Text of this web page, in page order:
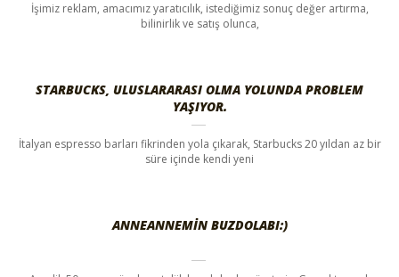
İşimiz reklam, amacımız yaratıcılık, istediğimiz sonuç değer artırma,
bilinirlik ve satış olunca,
STARBUCKS, ULUSLARARASI OLMA YOLUNDA PROBLEM
YAŞIYOR.
İtalyan espresso barları fikrinden yola çıkarak, Starbucks 20 yıldan az bir
süre içinde kendi yeni
ANNEANNEMIN BUZDOLABI:)